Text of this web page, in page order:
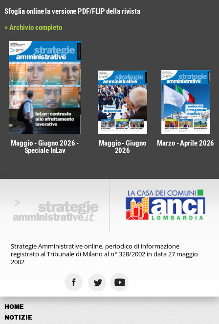
Sfoglia online la versione PDF/FLIP della rivista
> Archivio completo
Maggio - Giugno 2026 -
Speciale InLav
Maggio - Giugno
2026
Marzo - Aprile 2026
Strategie Amministrative online, periodico di informazione
registratoal Tribunale di Milano al n° 328/2002 in data 27 maggio
2002
HOME
NOTIZIE